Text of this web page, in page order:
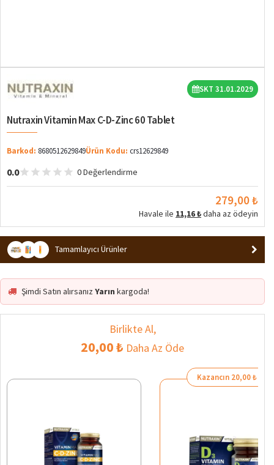
SKT 31.01.2029
Nutraxin Vitamin Max C-D-Zinc 60 Tablet
Barkod: 8680512629849Ürün Kodu: crs12629849
0.0 0 Değerlendirme
279,00 ₺
Havale ile 11,16 ₺daha az ödeyin
Tamamlayıcı Ürünler
Şimdi Satın alırsanızYarın kargoda!
Birlikte Al,
20,00 ₺ Daha Az Öde
Kazancın 20,00 ₺